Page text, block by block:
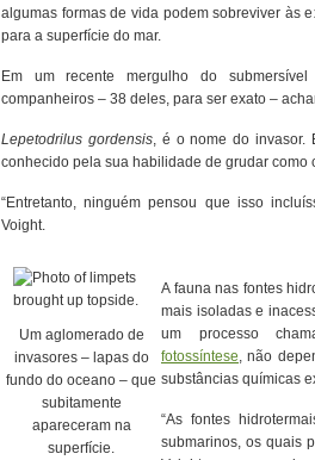
algumas formas de vida podem sobreviver às
para a superfície do mar.
Em um recente mergulho do
companheiros – 38 deles, para ser exato –
Lepetodrilus gordensis, é o nome do invasor.
conhecido pela sua habilidade de grudar como
“Entretanto, ninguém pensou que isso
Voight.
Um aglomerado de
invasores – lapas do
fundo do oceano – que
subitamente
apareceram na
superfície.
A fauna nas fontes
mais isoladas e
um processo
fotossíntese, não
substâncias químicas
“As fontes
submarinos, os quais